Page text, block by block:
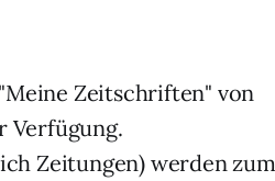
Zeitschriften" von
Verfügung.
Zeitungen) werden zum